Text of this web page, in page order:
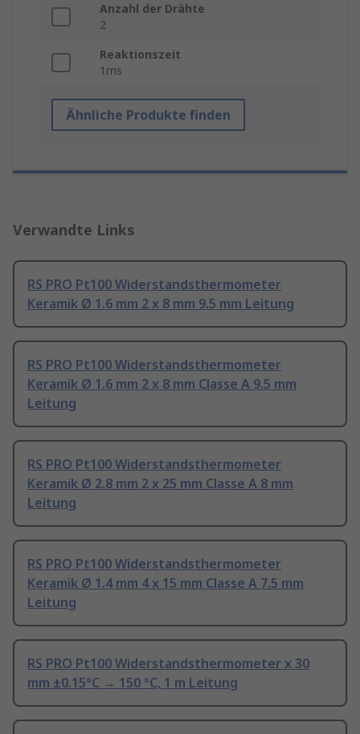
Anzahl der Drähte
2
Reaktionszeit
1ms
Ähnliche Produkte finden
Verwandte Links
RS PRO Pt100 Widerstandsthermometer
Keramik Ø 1.6 mm 2 x 8 mm 9.5 mm Leitung
RS PRO Pt100 Widerstandsthermometer
Keramik Ø 1.6 mm 2 x 8 mm Classe A 9.5 mm
Leitung
RS PRO Pt100 Widerstandsthermometer
Keramik Ø 2.8 mm 2 x 25 mm Classe A 8 mm
Leitung
RS PRO Pt100 Widerstandsthermometer
Keramik Ø 1.4 mm 4 x 15 mm Classe A 7.5 mm
Leitung
RS PRO Pt100 Widerstandsthermometer x 30
mm ±0.15°C → 150 °C, 1 m Leitung